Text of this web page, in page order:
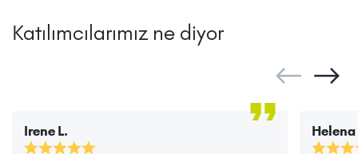
Katılımcılarımız ne diyor
Irene L. Helena